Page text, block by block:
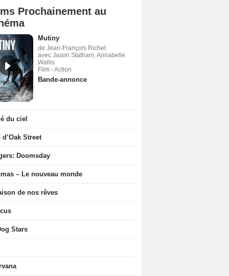
Prochainement au
Mutiny
de Jean-François Richet
avec Jason Statham, Annabelle
Wallis
Film - Action
Bande-annonce
du ciel
d’Oak Street
Doomsday
– Le nouveau monde
de nos rêves
Stars